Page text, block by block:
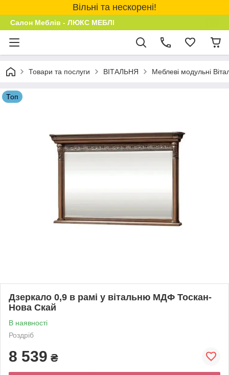
Вільні та нескорені!
Салон Меблів - ЛЮКС МЕБЛІ
Товари та послуги ВІТАЛЬНЯ Меблеві модульні
Топ
Дзеркало 0,9 в рамі у вітальню МДФ Тоскан-
Нова Скай
В наявності
Роздріб
8 539 ₴